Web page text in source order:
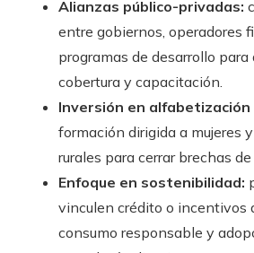
Alianzas público-privadas:
entre gobiernos, operadores
programas de desarrollo para
cobertura y capacitación.
Inversión en
formación dirigida a mujeres
rurales para cerrar brechas
Enfoque en sostenibilidad:
vinculen crédito o incentivos
consumo responsable y